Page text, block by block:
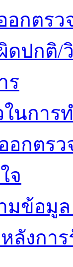
กตรว
ดปกติ/
ร
นการ
อกตรว
จ
มข้อมู
ลังการ